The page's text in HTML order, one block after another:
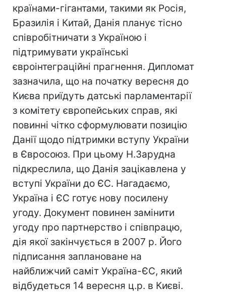
країнами-гігантами, такими як Росія,
Бразилія і Китай, Данія планує тісно
співробітничати з Україною і
підтримувати українські
євроінтеграційні прагнення. Дипломат
зазначила, що на початку вересня до
Києва приїдуть датські парламентарії
з комітету європейських справ, які
повинні чітко сформулювати позицію
Данії щодо підтримки вступу України
в Євросоюз. При цьому Н.Зарудна
підкреслила, що Данія зацікавлена у
вступі України до ЄС. Нагадаємо,
Україна і ЄС готує нову посилену
угоду. Документ повинен замінити
угоду про партнерство і співпрацю,
дія якої закінчується в 2007 р. Його
підписання заплановане на
найближчий саміт Україна-ЄС, який
відбудеться 14 вересня ц.р. в Києві.